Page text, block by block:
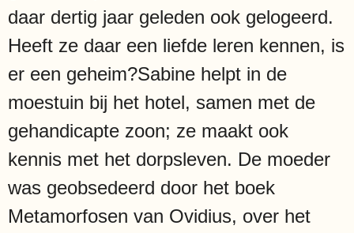
daar dertig jaar geleden ook gelogeerd.
Heeft ze daar een liefde leren kennen, is
er een geheim?Sabine helpt in de
moestuin bij het hotel, samen met de
gehandicapte zoon; ze maakt ook
kennis met het dorpsleven. De moeder
was geobsedeerd door het boek
Metamorfosen van Ovidius, over het